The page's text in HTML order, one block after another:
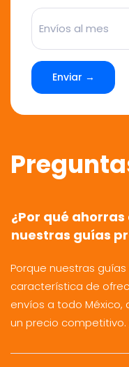
Enviar →
¿Por qué
nuestras guías
Porque nuestras
característica de
envíos a todo México,
un precio competitivo.